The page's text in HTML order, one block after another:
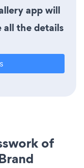
app will
all the details
of